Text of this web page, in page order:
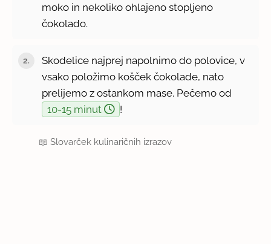
moko in nekoliko ohlajeno stopljeno
čokolado.
Skodelice najprej napolnimo do polovice, v
vsako položimo košček čokolade, nato
prelijemo z ostankom mase. Pečemo od
10-15 minut
!
📖Slovarček kulinaričnih izrazov